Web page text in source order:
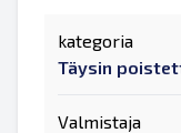
kategoria
Täysin
Valmistaja